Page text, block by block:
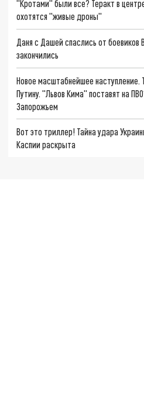
"Кротами" были все? Теракт в
охотятся "живые дроны"
Даня с Дашей спаслись от
закончились
Новое масштабнейшее наступление.
Путину. "Львов Кима" поставят на
Запорожьем
Вот это триллер! Тайна удара
Каспии раскрыта